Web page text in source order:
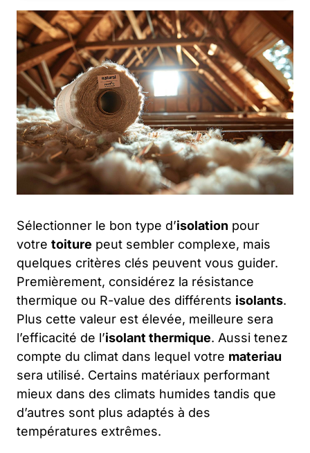
Sélectionner le bon type d’isolation pour
votre toiture peut sembler complexe, mais
quelques critères clés peuvent vous guider.
Premièrement, considérez la résistance
thermique ou R-value des différents isolants.
Plus cette valeur est élevée, meilleure sera
l’efficacité de l’isolant thermique. Aussi tenez
compte du climat dans lequel votre materiau
sera utilisé. Certains matériaux performant
mieux dans des climats humides tandis que
d’autres sont plus adaptés à des
températures extrêmes.